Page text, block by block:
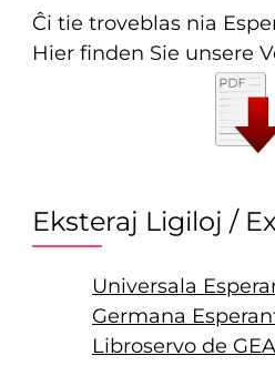
Ĉi tie troveblas nia
Hier finden Sie unsere
Eksteraj Ligiloj /
Universala
Germana
Libroservo de GEA